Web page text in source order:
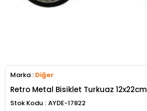
Marka : Diğer
Retro Metal Bisiklet Turkuaz 12x22cm
Stok Kodu AYDE-17822